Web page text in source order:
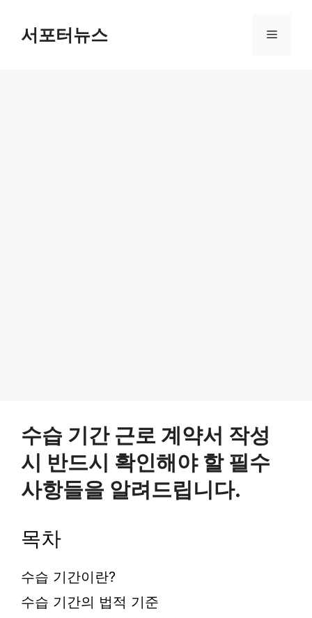
서포터뉴스 메
수습 기간 근로 계약서 작성
시 반드시 확인해야 할 필수
사항들을 알려드립니다.
목차
수습 기간이란?
수습 기간의 법적 기준